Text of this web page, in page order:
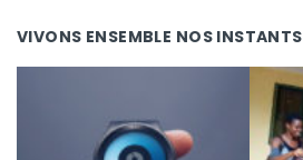
VIVONS ENSEMBLE NOS INSTANTS